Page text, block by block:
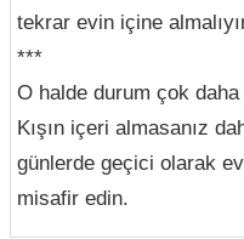
tekrar evin içine
***
O halde durum çok
Kışın içeri almasanız
günlerde geçici olarak
misafir edin.